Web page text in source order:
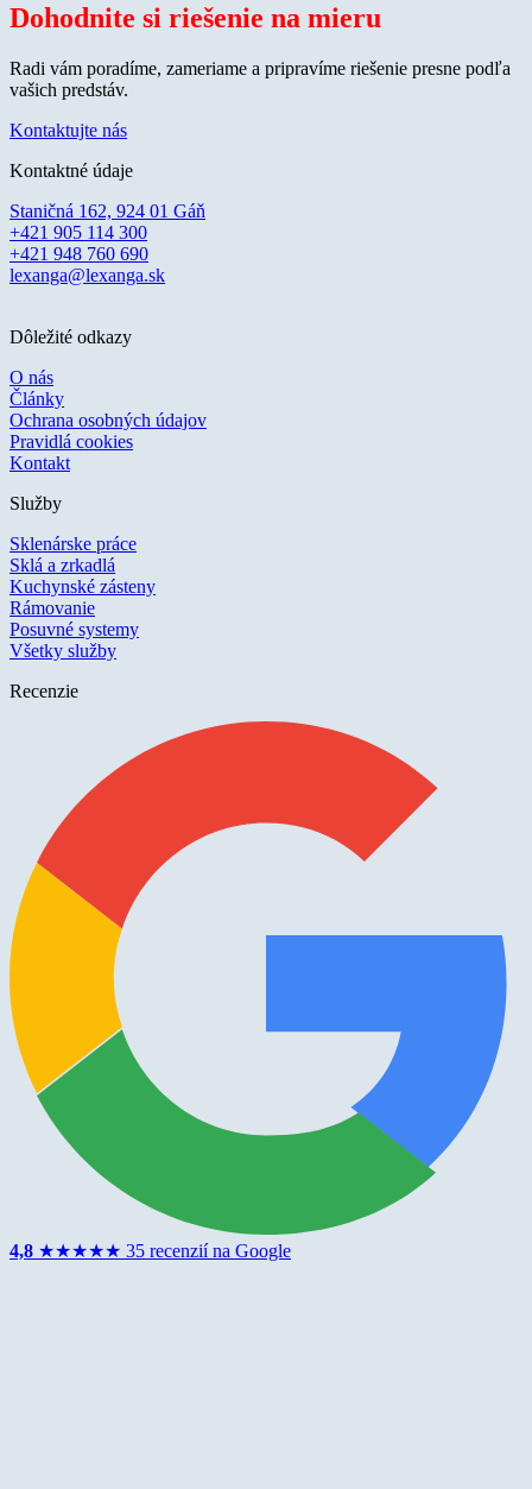
Dohodnite si riešenie na mieru
Radi vám poradíme, zameriame a pripravíme riešenie presne podľa
vašich predstáv.
Kontaktujte nás
Kontaktné údaje
Staničná 162, 924 01 Gáň
+421 905 114 300
+421 948 760 690
lexanga@lexanga.sk
Dôležité odkazy
O nás
Články
Ochrana osobných údajov
Pravidlá cookies
Kontakt
Služby
Sklenárske práce
Sklá a zrkadlá
Kuchynské zásteny
Rámovanie
Posuvné systemy
Všetky služby
Recenzie
4,8 ★★★★★ 35 recenzií na Google